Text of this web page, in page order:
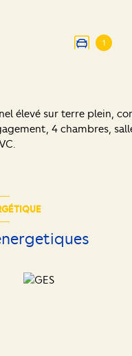
1
élevé sur terre plein,
4 chambres,